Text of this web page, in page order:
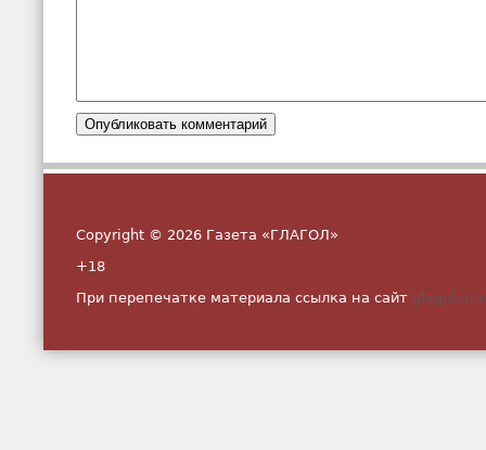
Copyright © 2026 Газета «ГЛАГОЛ»
+18
При перепечатке материала ссылка на сайт